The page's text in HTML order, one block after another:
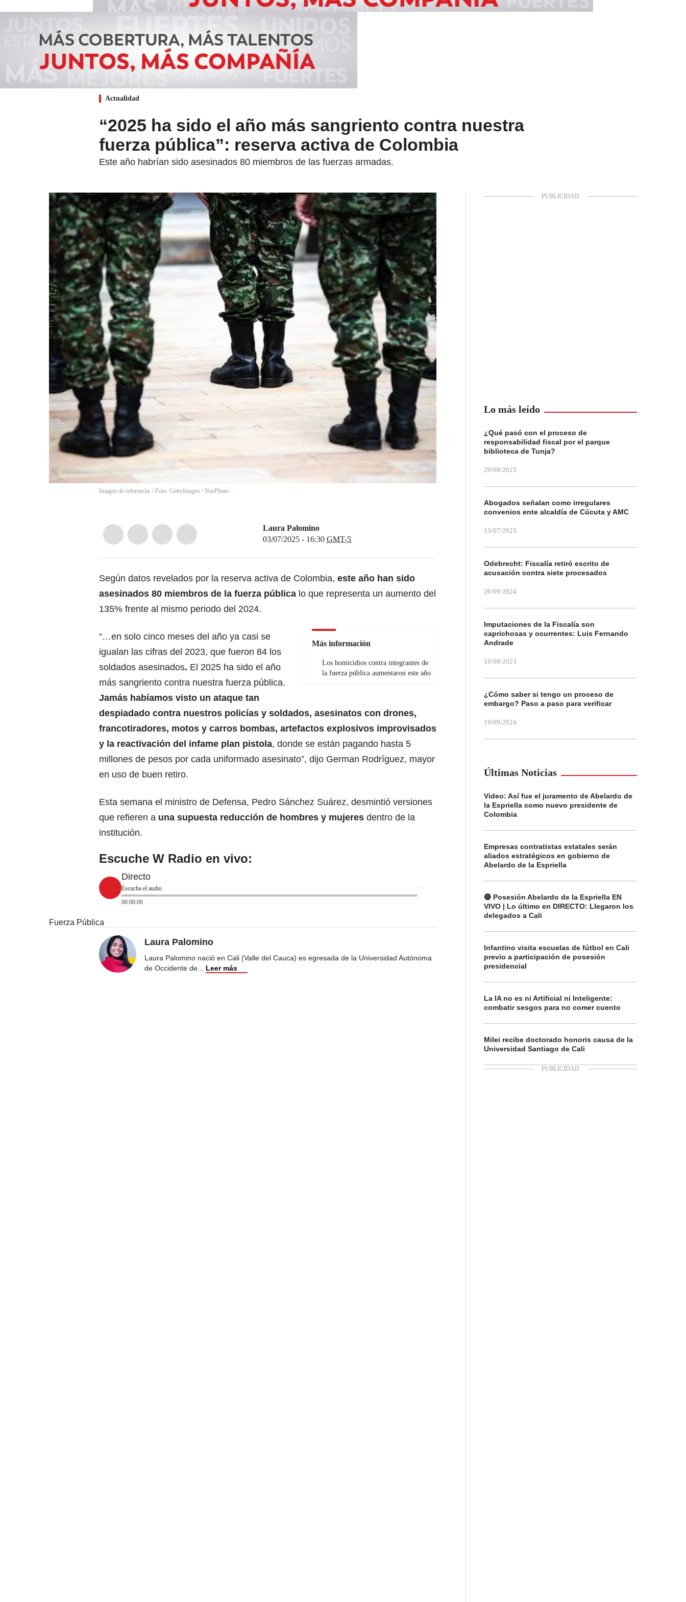
Actualidad
“2025 ha sido el año más sangriento contra nuestra
fuerza pública”: reserva activa de Colombia
Este año habrían sido asesinados 80 miembros de las fuerzas armadas.
Imagen de referencia. / Foto: GettyImages / NurPhoto
Laura Palomino
03/07/2025 - 16:30 GMT-5
Según datos revelados por la reserva activa de Colombia, este año han sido
asesinados 80 miembros de la fuerza pública lo que representa un aumento del
135% frente al mismo periodo del 2024.
Más información
Los homicidios contra integrantes de
la fuerza pública aumentaron este año
“…en solo cinco meses del año ya casi se
igualan las cifras del 2023, que fueron 84 los
soldados asesinados. El 2025 ha sido el año
más sangriento contra nuestra fuerza pública.
Jamás habíamos visto un ataque tan
despiadado contra nuestros policías y soldados, asesinatos con drones,
francotiradores, motos y carros bombas, artefactos explosivos improvisados
y la reactivación del infame plan pistola, donde se están pagando hasta 5
millones de pesos por cada uniformado asesinato”, dijo German Rodríguez, mayor
en uso de buen retiro.
Esta semana el ministro de Defensa, Pedro Sánchez Suárez, desmintió versiones
que refieren a una supuesta reducción de hombres y mujeres dentro de la
institución.
Escuche W Radio en vivo:
Directo
Escucha el audio
00:00:00
Fuerza Pública
Laura Palomino
Laura Palomino nació en Cali (Valle del Cauca) es egresada de la Universidad Autónoma
de Occidente de... Leer más
Lo más leído
¿Qué pasó con el proceso de
responsabilidad fiscal por el parque
biblioteca de Tunja?
29/08/2023
Abogados señalan como irregulares
convenios ente alcaldía de Cúcuta y AMC
13/07/2023
Odebrecht: Fiscalía retiró escrito de
acusación contra siete procesados
26/09/2024
Imputaciones de la Fiscalía son
caprichosas y ocurrentes: Luis Fernando
Andrade
18/08/2023
¿Cómo saber si tengo un proceso de
embargo? Paso a paso para verificar
19/09/2024
Últimas Noticias
Video: Así fue el juramento de Abelardo de
la Espriella como nuevo presidente de
Colombia
Empresas contratistas estatales serán
aliados estratégicos en gobierno de
Abelardo de la Espriella
🔴 Posesión Abelardo de la Espriella EN
VIVO | Lo último en DIRECTO: Llegaron los
delegados a Cali
Infantino visita escuelas de fútbol en Cali
previo a participación de posesión
presidencial
La IA no es ni Artificial ni Inteligente:
combatir sesgos para no comer cuento
Milei recibe doctorado honoris causa de la
Universidad Santiago de Cali